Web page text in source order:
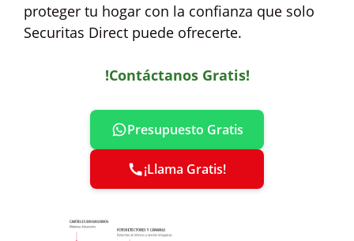
proteger tu hogar con la confianza que solo
Securitas Direct puede ofrecerte.
!Contáctanos Gratis!
Presupuesto Gratis
¡Llama Gratis!